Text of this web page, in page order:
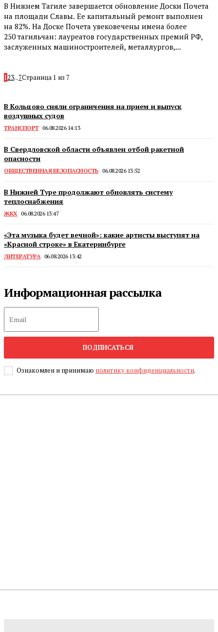
В Нижнем Тагиле завершается обновление Доски Почета
на площади Славы. Ее капитальный ремонт выполнен
на 82%. На Доске Почета увековечены имена более
250 тагильчан: лауреатов государственных премий РФ,
заслуженных машиностроителей, металлургов,...
123...7Страница 1 из 7
В Кольцово сняли ограничения на прием и выпуск
воздушных судов
ТРАНСПОРТ 06.08.2026 14:13
В Свердловской области объявлен отбой ракетной
опасности
ОБЩЕСТВЕННАЯ БЕЗОПАСНОСТЬ 06.08.2026 13:52
В Нижней Туре продолжают обновлять систему
теплоснабжения
ЖКХ 06.08.2026 13:47
«Эта музыка будет вечной»: какие артисты выступят на
«Красной строке» в Екатеринбурге
ЛИТЕРАТУРА 06.08.2026 13:42
Информационная рассылка
ПОДПИСАТЬСЯ
Ознакомлен и принимаю политику конфиденциальности.